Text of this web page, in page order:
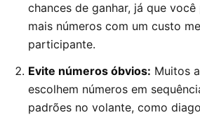
chances de ganhar, já que
mais números com um custo
participante.
Evite números óbvios: Muitos
escolhem números em
padrões no volante, como